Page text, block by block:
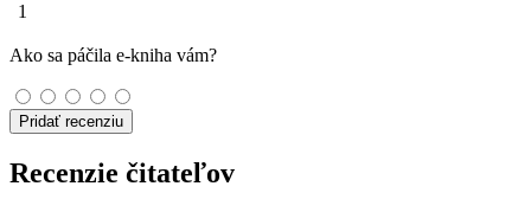
1
Ako sa páčila e-kniha vám?
Pridať recenziu
Recenzie čitateľov